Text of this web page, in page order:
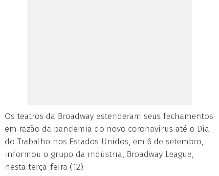
Os teatros da Broadway estenderam seus fechamentos
em razão da pandemia do novo coronavírus até o Dia
do Trabalho nos Estados Unidos, em 6 de setembro,
informou o grupo da indústria, Broadway League,
nesta terça-feira (12).